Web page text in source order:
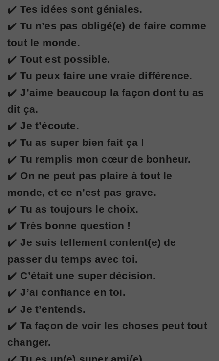
✔️Tes idées sont géniales.
✔️Tu n’es pas obligé(e) de faire comme
tout le monde.
✔️Tout est possible.
✔️Tu peux faire une vraie différence.
✔️J’aime beaucoup la façon dont tu as
dit ça.
✔️Je t’écoute.
✔️Tu as super bien fait ça !
✔️Tu remplis mon cœur de bonheur.
✔️ On ne peut pas plaire à tout le
monde, et ce n’est pas grave.
✔️Tu as toujours le choix.
✔️Très bonne question !
✔️Je suis tellement content(e) de
passer du temps avec toi.
✔️ C’était une super décision.
✔️J’ai confiance en toi.
✔️Je t’entends.
✔️Ta façon de voir les choses peut tout
changer.
✔️Tu es un(e) super ami(e).